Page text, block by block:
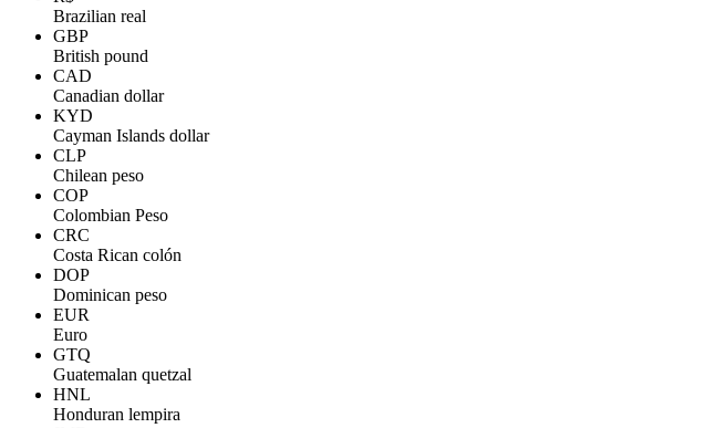
Brazilian real
GBP
British pound
CAD
Canadian dollar
KYD
Cayman Islands dollar
CLP
Chilean peso
COP
Colombian Peso
CRC
Costa Rican colón
DOP
Dominican peso
EUR
Euro
GTQ
Guatemalan quetzal
HNL
Honduran lempira